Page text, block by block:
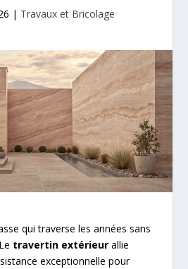
| Travaux et Bricolage
qui traverse les années sans
travertin extérieur allie
exceptionnelle pour